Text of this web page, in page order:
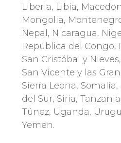
Liberia, Libia,
Mongolia,
Nepal, Nicaragua,
República del Congo,
San Cristóbal y
San Vicente y las
Sierra Leona,
del Sur, Siria,
Túnez, Uganda,
Yemen.